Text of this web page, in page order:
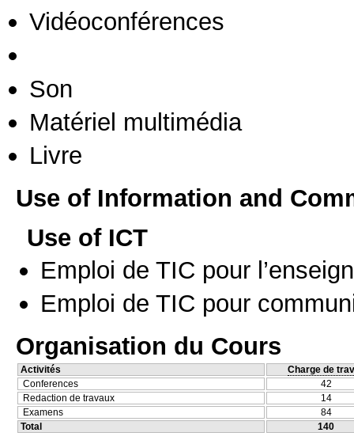
Vidéoconférences
Son
Matériel multimédia
Livre
Use of Information and
Use of ICT
Emploi de TIC pour
Emploi de TIC pour
Organisation du Cours
Activités
Charge de
Conferences
42
Redaction de travaux
14
Examens
84
Total
140